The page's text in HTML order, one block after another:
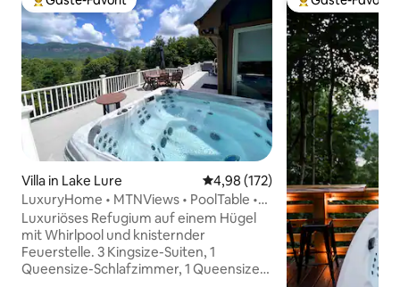
Beliebter Gäste-Favorit.
Villa in Lake Lure Durchschnittliche Bewertung:
4,98 (172)
LuxuryHome • MTNViews • PoolTable •
ChefsKitchen • FirePit
Luxuriöses Refugium auf einem Hügel
mit Whirlpool und knisternder
Feuerstelle. 3 Kingsize-Suiten, 1
Queensize-Schlafzimmer, 1 Queensize-
Beliebter Gäste-